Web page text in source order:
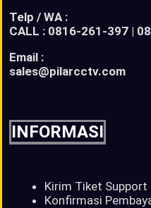
Telp / WA :
CALL : 0816-261-397 |
Email :
sales@pilarcctv.com
INFORMASI
Kirim Tiket Support
Konfirmasi